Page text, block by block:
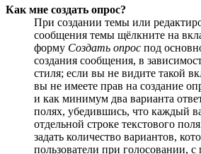
Как мне создать опрос?
При создании темы или
сообщения темы щёлкните на
форму Создать опрос под
создания сообщения, в
стиля; если вы не видите такой
вы не имеете прав на создание
и как минимум два варианта
полях, убедившись, что каждый
отдельной строке текстового
задать количество вариантов,
пользователи при голосовании,